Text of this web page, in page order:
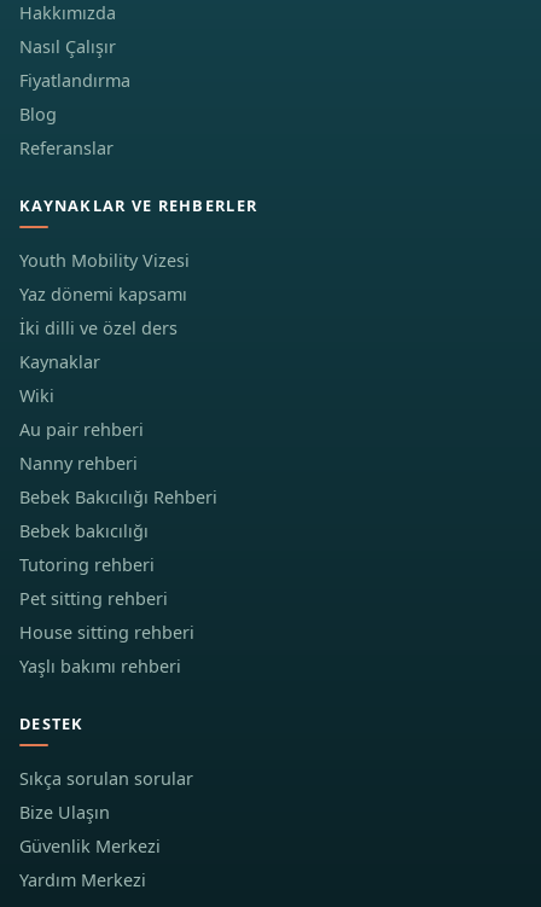
Hakkımızda
Nasıl Çalışır
Fiyatlandırma
Blog
Referanslar
KAYNAKLAR VE REHBERLER
Youth Mobility Vizesi
Yaz dönemi kapsamı
İki dilli ve özel ders
Kaynaklar
Wiki
Au pair rehberi
Nanny rehberi
Bebek Bakıcılığı Rehberi
Bebek bakıcılığı
Tutoring rehberi
Pet sitting rehberi
House sitting rehberi
Yaşlı bakımı rehberi
DESTEK
Sıkça sorulan sorular
Bize Ulaşın
Güvenlik Merkezi
Yardım Merkezi